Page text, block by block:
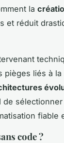
la
et réduit
pièges liés à la
sélectionner
fiable
code ?